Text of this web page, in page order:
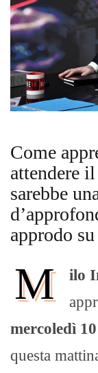
Come
attendere
sarebbe
approdo
M ilo
mercoledì
questa